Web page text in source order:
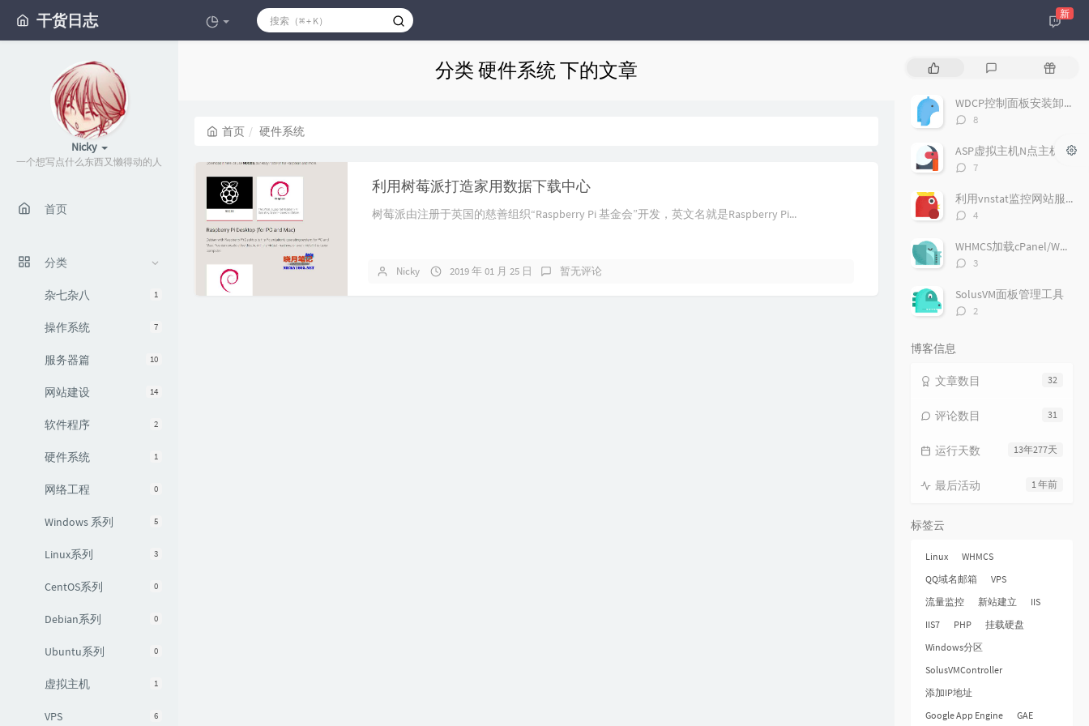
干货日志 新
Nicky
一个想写点什么东西又懒得动的人
首页
分类
1
杂七杂八
7
操作系统
10
服务器篇
14
网站建设
2
软件程序
1
硬件系统
0
网络工程
5
Windows 系列
3
Linux系列
0
CentOS系列
0
Debian系列
0
Ubuntu系列
1
虚拟主机
6
VPS
分类 硬件系统 下的文章
首页 硬件系统
利用树莓派打造家用数据下载中心
树莓派由注册于英国的慈善组织“Raspberry Pi 基金会”开发，英文名就是Raspberry Pi...
Nicky 2019 年 01 月 25 日 暂无评论
评
随
文WDCP控制面板安装卸载
评
数：
8
ASP虚拟主机N点主机安装
评
数：
7
利用vnstat监控网站服务器流量
评
数：
4
WHMCS加载cPanel/WHM开通主机套餐
评
数：
3
SolusVM面板管理工具
评
2
博客信息
32
文章数目
31
评论数目
13年277天
运行天数
1 年前
最后活动
标签云
Linux
WHMCS
QQ域名邮箱
VPS
流量监控
新站建立
IIS
IIS7
PHP
挂载硬盘
Windows分区
SolusVMController
添加IP地址
Google App Engine
GAE